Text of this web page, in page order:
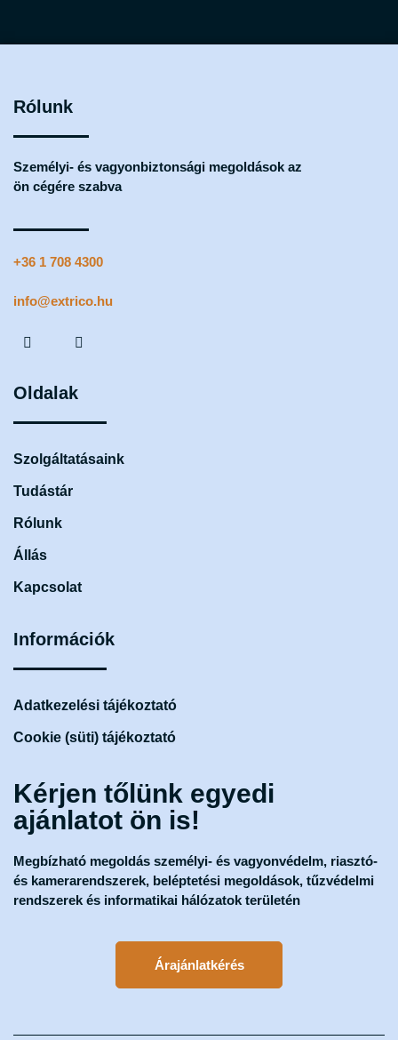
Rólunk
Személyi- és vagyonbiztonsági megoldások az
ön cégére szabva
+36 1 708 4300
info@extrico.hu
Oldalak
Szolgáltatásaink
Tudástár
Rólunk
Állás
Kapcsolat
Információk
Adatkezelési tájékoztató
Cookie (süti) tájékoztató
Kérjen tőlünk egyedi
ajánlatot ön is!
Megbízható megoldás személyi- és vagyonvédelm, riasztó-
és kamerarendszerek, beléptetési megoldások, tűzvédelmi
rendszerek és informatikai hálózatok területén
Árajánlatkérés